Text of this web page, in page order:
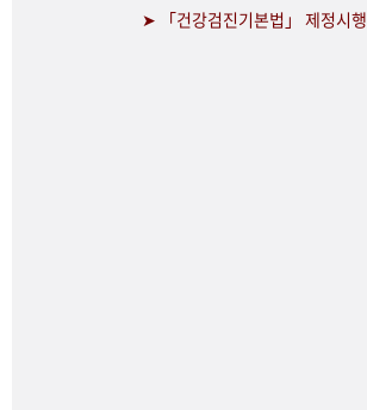
➤ 「건강검진기본법」 제정시행